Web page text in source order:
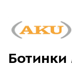
Ботинки